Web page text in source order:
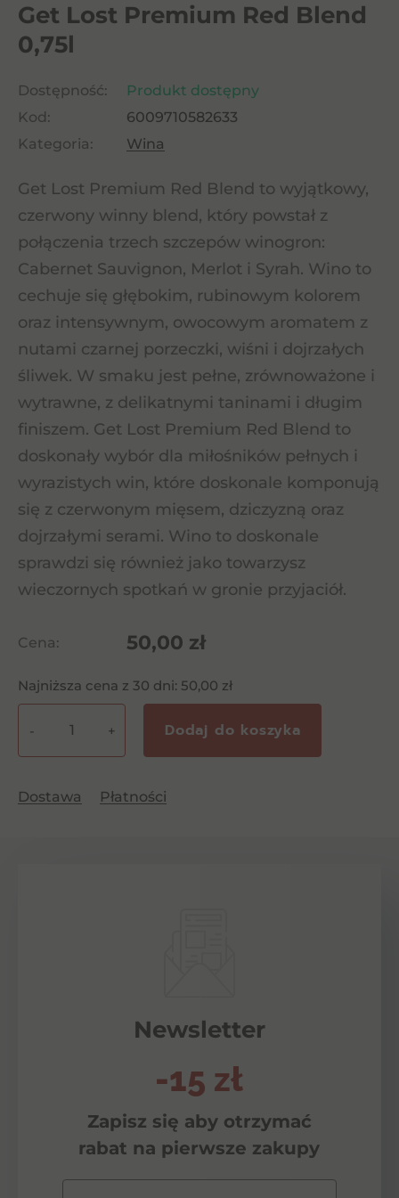
Get Lost Premium Red Blend
0,75l
Dostępność:
Produkt dostępny
Kod:
6009710582633
Kategoria:
Wina
Get Lost Premium Red Blend to wyjątkowy,
czerwony winny blend, który powstał z
połączenia trzech szczepów winogron:
Cabernet Sauvignon, Merlot i Syrah. Wino to
cechuje się głębokim, rubinowym kolorem
oraz intensywnym, owocowym aromatem z
nutami czarnej porzeczki, wiśni i dojrzałych
śliwek. W smaku jest pełne, zrównoważone i
wytrawne, z delikatnymi taninami i długim
finiszem. Get Lost Premium Red Blend to
doskonały wybór dla miłośników pełnych i
wyrazistych win, które doskonale komponują
się z czerwonym mięsem, dziczyzną oraz
dojrzałymi serami. Wino to doskonale
sprawdzi się również jako towarzysz
wieczornych spotkań w gronie przyjaciół.
Cena: 50,00 zł
Najniższa cena z 30 dni: 50,00 zł
Get
Premium
- + Dodaj do koszyka
Dostawa Płatności
Newsletter
-15 zł
Zapisz się aby otrzymać
rabat na pierwsze zakupy